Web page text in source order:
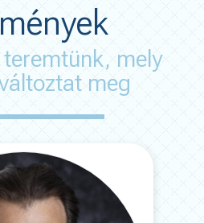
mely
meg